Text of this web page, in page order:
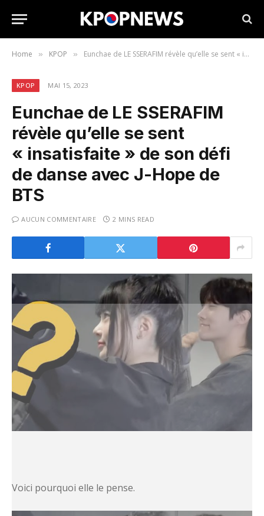
Home » KPOP » Eunchae de LE SSERAFIM révèle qu’elle se sent « insatisfaite » de son défi de danse avec J-Hope de BTS
KPOP MAI 15, 2023
Eunchae de LE SSERAFIM
révèle qu’elle se sent
« insatisfaite » de son défi
de danse avec J-Hope de
BTS
AUCUN COMMENTAIRE 2 MINS READ
Voici pourquoi elle le pense.